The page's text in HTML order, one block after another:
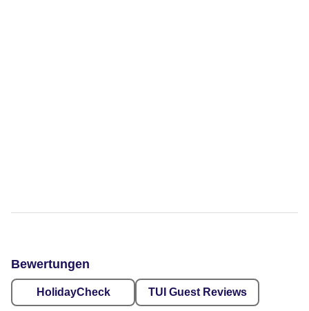
Bewertungen
HolidayCheck TUI Guest Reviews